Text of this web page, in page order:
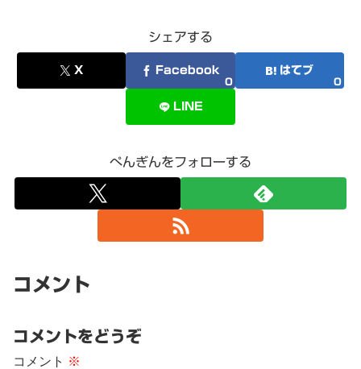
シェアする
X Facebook
0
はてブ
0
LINE
ぺんぎんをフォローする
コメント
コメントをどうぞ
コメント ※